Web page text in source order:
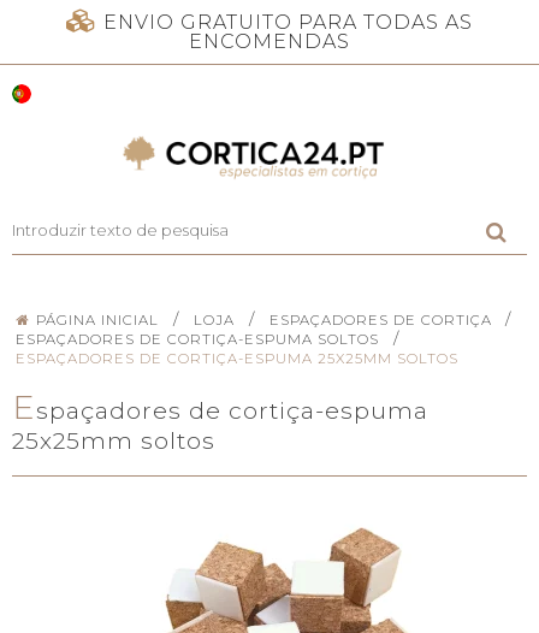
ENVIO GRATUITO PARA TODAS AS
ENCOMENDAS
PÁGINA INICIAL / LOJA / ESPAÇADORES DE CORTIÇA /
ESPAÇADORES DE CORTIÇA-ESPUMA SOLTOS /
ESPAÇADORES DE CORTIÇA-ESPUMA 25X25MM SOLTOS
Espaçadores de cortiça-espuma
25x25mm soltos